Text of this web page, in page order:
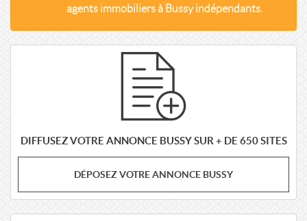
agents immobiliers à Bussy indépendants.
DIFFUSEZ VOTRE ANNONCE BUSSY SUR + DE 650 SITES
DÉPOSEZ VOTRE ANNONCE BUSSY